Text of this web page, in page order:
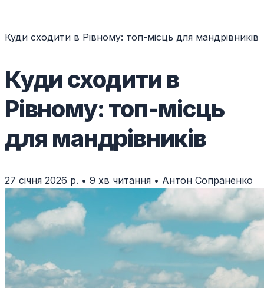
Куди сходити в Рівному: топ-місць для мандрівників
Куди сходити в
Рівному: топ-місць
для мандрівників
27 січня 2026 р. • 9 хв читання • Антон Сопраненко